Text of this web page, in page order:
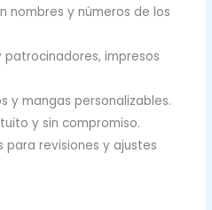
nombres y números de los
patrocinadores, impresos
y mangas personalizables.
y sin compromiso.
para revisiones y ajustes